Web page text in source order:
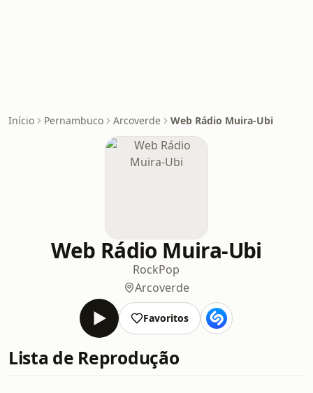
Início Pernambuco Arcoverde Web Rádio Muira-Ubi
Web Rádio Muira-Ubi
RockPop
Arcoverde
Favoritos
Lista de Reprodução